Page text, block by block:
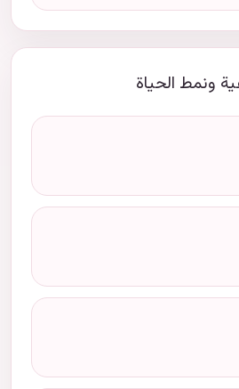
ونمط الحياة